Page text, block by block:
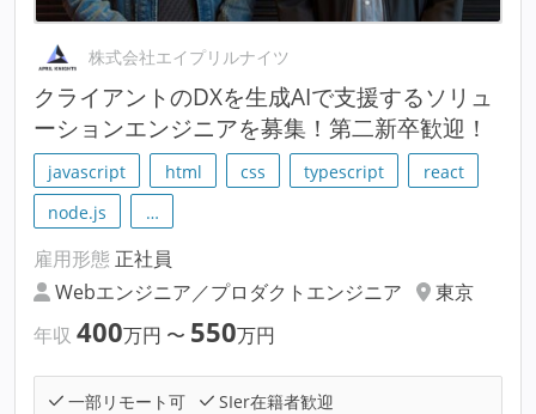
株式会社エイプリルナイツ
クライアントのDXを生成AIで支援するソリュ
ーションエンジニアを募集！第二新卒歓迎！
javascript html css typescript
react
node.js
…
雇用形態 正社員
Webエンジニア／プロダクトエンジニア
東京
年収 400万円 〜 550万円
一部リモート可
SIer在籍者歓迎